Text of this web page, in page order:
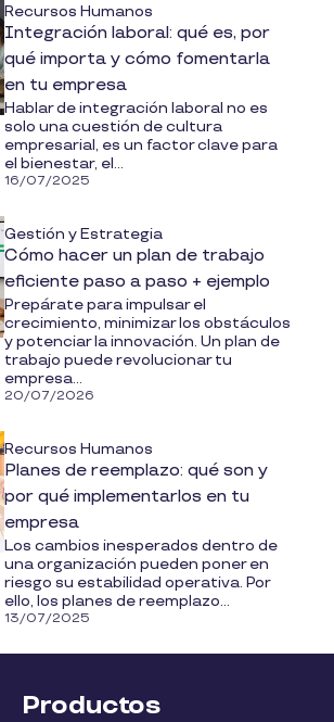
Recursos Humanos
Integración laboral: qué es, por
qué importa y cómo fomentarla
en tu empresa
Hablar de integración laboral no es
solo una cuestión de cultura
empresarial, es un factor clave para
el bienestar, el...
16/07/2025
Gestión y Estrategia
Cómo hacer un plan de trabajo
eficiente paso a paso + ejemplo
Prepárate para impulsar el
crecimiento, minimizar los obstáculos
y potenciar la innovación. Un plan de
trabajo puede revolucionar tu
empresa...
20/07/2026
Recursos Humanos
Planes de reemplazo: qué son y
por qué implementarlos en tu
empresa
Los cambios inesperados dentro de
una organización pueden poner en
riesgo su estabilidad operativa. Por
ello, los planes de reemplazo...
13/07/2025
Productos